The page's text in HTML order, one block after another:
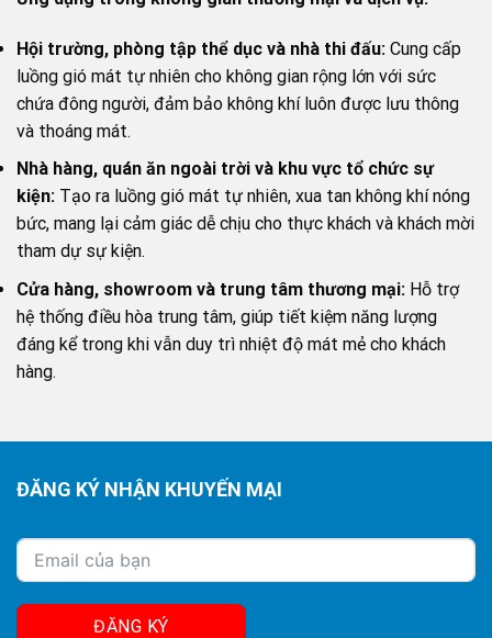
Hội trường, phòng tập thể dục và nhà thi đấu: Cung cấp
luồng gió mát tự nhiên cho không gian rộng lớn với sức
chứa đông người, đảm bảo không khí luôn được lưu thông
và thoáng mát.
Nhà hàng, quán ăn ngoài trời và khu vực tổ chức sự
kiện: Tạo ra luồng gió mát tự nhiên, xua tan không khí nóng
bức, mang lại cảm giác dễ chịu cho thực khách và khách mời
tham dự sự kiện.
Cửa hàng, showroom và trung tâm thương mại: Hỗ trợ
hệ thống điều hòa trung tâm, giúp tiết kiệm năng lượng
đáng kể trong khi vẫn duy trì nhiệt độ mát mẻ cho khách
hàng.
ĐĂNG KÝ NHẬN KHUYẾN MẠI
ĐĂNG KÝ